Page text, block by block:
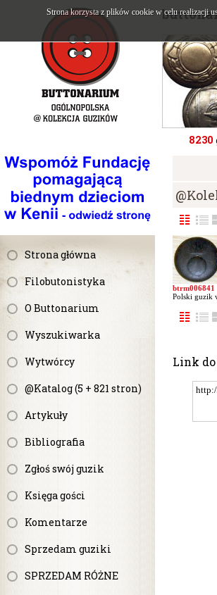
Strona główna
Filobutonistyka
O Buttonarium
Wyszukiwarka
Wytwórcy
@Katalog (5 + 821 stron)
Artykuły
Bibliografia
Zgłoś swój guzik
Księga gości
Komentarze
Sprzedam guziki
SPRZEDAM RÓŻNE
8230
btrm006841
Polski guzik
Link
Strona korzysta z plików cookie w celu realizacji